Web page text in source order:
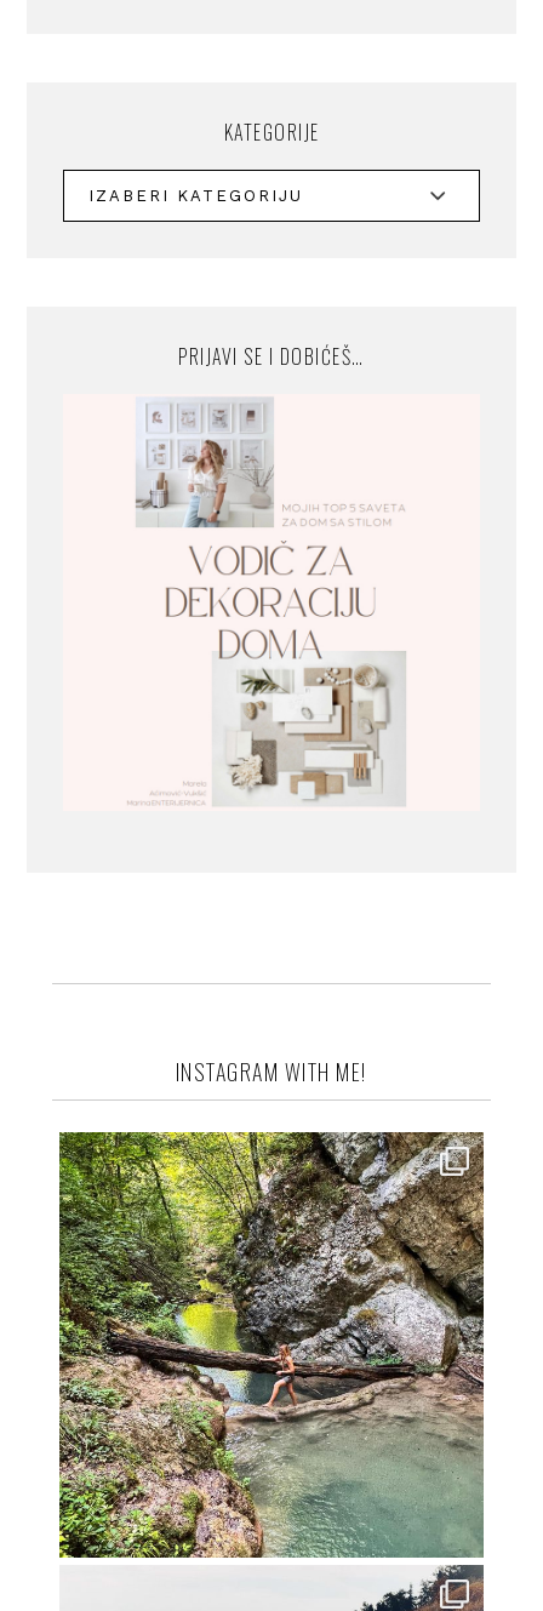
KATEGORIJE
PRIJAVI SE I DOBIĆEŠ…
INSTAGRAM WITH ME!